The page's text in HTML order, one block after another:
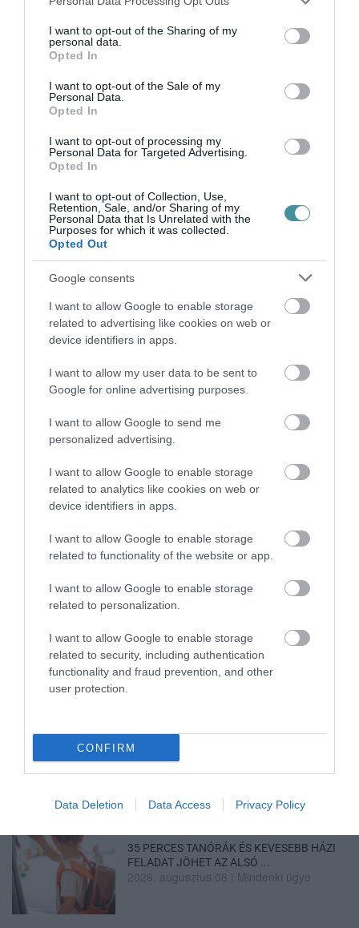
not limited to your visit or usage behaviour. You may click to
grant or deny consent to Google and its third-party tags to
use your data for below specified purposes in below Google
consent section.
I want to opt-out of the Sharing of my
personal data.
Opted In
I want to opt-out of the Sale of my
Personal Data.
Opted In
I want to opt-out of processing my
Personal Data for Targeted Advertising.
Opted In
I want to opt-out of Collection, Use,
Retention, Sale, and/or Sharing of my
Personal Data that Is Unrelated with the
Purposes for which it was collected.
Opted Out
Google consents
I want to allow Google to enable storage
related to advertising like cookies on web or
device identifiers in apps.
I want to allow my user data to be sent to
Google for online advertising purposes.
I want to allow Google to send me
personalized advertising.
I want to allow Google to enable storage
related to analytics like cookies on web or
device identifiers in apps.
I want to allow Google to enable storage
related to functionality of the website or app.
I want to allow Google to enable storage
related to personalization.
I want to allow Google to enable storage
related to security, including authentication
functionality and fraud prevention, and other
user protection.
CONFIRM
Data Deletion Data Access Privacy Policy
FORRADALMI ÚJÍTÁSOK A JÖVŐ
ELEKTROMOS KERÉKPÁRJAIBAN
ELEKTROMOS ROLLERREL SZENVEDETT
SÚLYOS BALESETET EGY FÉRF...
2026. augusztus 10|
AZ ENDODONCIÁBAN
2026. augusztus 09 Promóció
ITTASAN RANDALÍROZOTT EGER
BELVÁROSÁBAN: ÜZLETEK KIRAKATA...
2026. augusztus 09|Riasztó
ORBÁN EGYKORI VÍZÜGYI ÁLLAMTITKÁRA
IS ELLENTMONDOTT A VOL...
KIHÍVÁSOK A KARRIER KE...
2026. augusztus 09
35 PERCES TANÓRÁK ÉS KEVESEBB HÁZI
FELADAT JÖHET AZ ALSÓ ...
2026. augusztus 08 Mindenki ügye